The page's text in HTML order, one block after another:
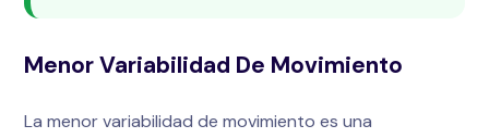
Menor Variabilidad De Movimiento
La menor variabilidad de movimiento es una